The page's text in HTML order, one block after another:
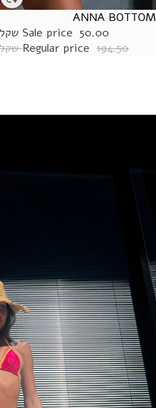
SALE
ANNA BOTTOM
Sale price 50.00 שקל
Regular price 194.50 שקל